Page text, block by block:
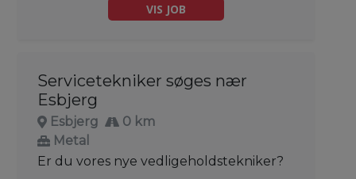
VIS JOB
Servicetekniker søges nær
Esbjerg
Esbjerg
0 km
Metal
Er du vores nye vedligeholdstekniker?